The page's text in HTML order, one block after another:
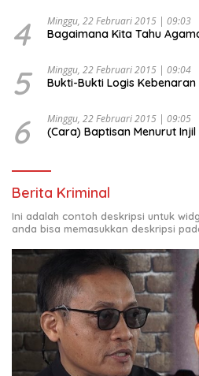
4 Minggu, 22 Februari 2015 | 09:03
Bagaimana Kita Tahu
5 Minggu, 22 Februari 2015 | 09:04
Bukti-Bukti Logis
6 Minggu, 22 Februari 2015 | 09:05
(Cara) Baptisan Menurut Injil
Berita Kriminal
Ini adalah contoh deskripsi untuk
anda bisa memasukkan deskripsi